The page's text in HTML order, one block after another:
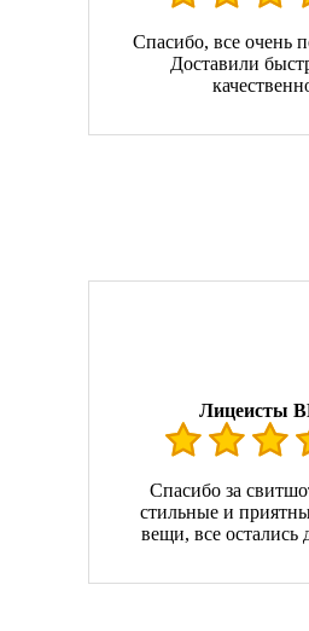
Спасибо, все очень
Доставили
Лицеисты
Спасибо за
стильные и
вещи, все остались